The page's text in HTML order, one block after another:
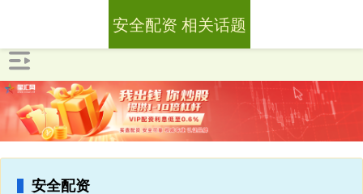
安全配资
安全配资 相关话题